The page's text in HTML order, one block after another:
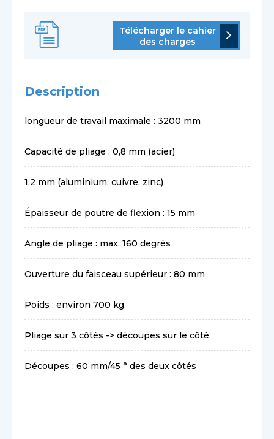
Télécharger le cahier
des charges
Description
longueur de travail maximale : 3200 mm
Capacité de pliage : 0,8 mm (acier)
1,2 mm (aluminium, cuivre, zinc)
Épaisseur de poutre de flexion : 15 mm
Angle de pliage : max. 160 degrés
Ouverture du faisceau supérieur : 80 mm
Poids : environ 700 kg.
Pliage sur 3 côtés -> découpes sur le côté
Découpes : 60 mm/45 ° des deux côtés